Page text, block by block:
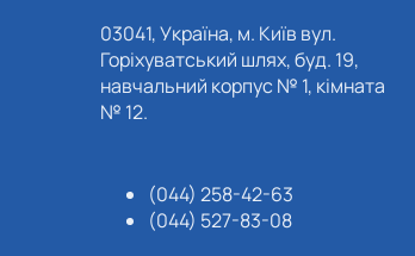
03041, Україна, м. Київ вул.
Горіхуватський шлях, буд. 19,
навчальний корпус № 1, кімната
№ 12.
(044) 258-42-63
(044) 527-83-08